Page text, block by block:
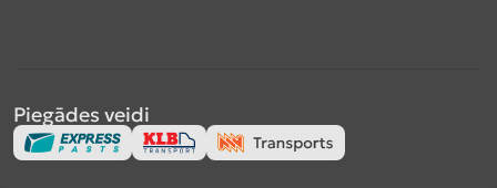
Piegādes veidi